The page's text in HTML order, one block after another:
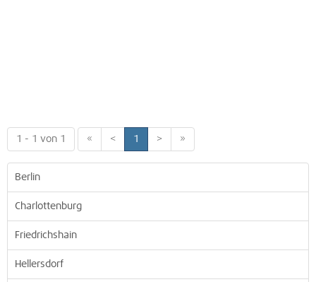
1 - 1 von 1 « < 1 > »
Berlin
Charlottenburg
Friedrichshain
Hellersdorf